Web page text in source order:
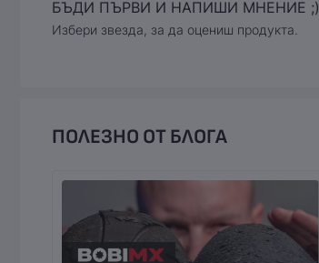
БЪДИ ПЪРВИ И НАПИШИ МНЕНИЕ ;)
Избери звезда, за да оцениш продукта.
ПОЛЕЗНО ОТ БЛОГА